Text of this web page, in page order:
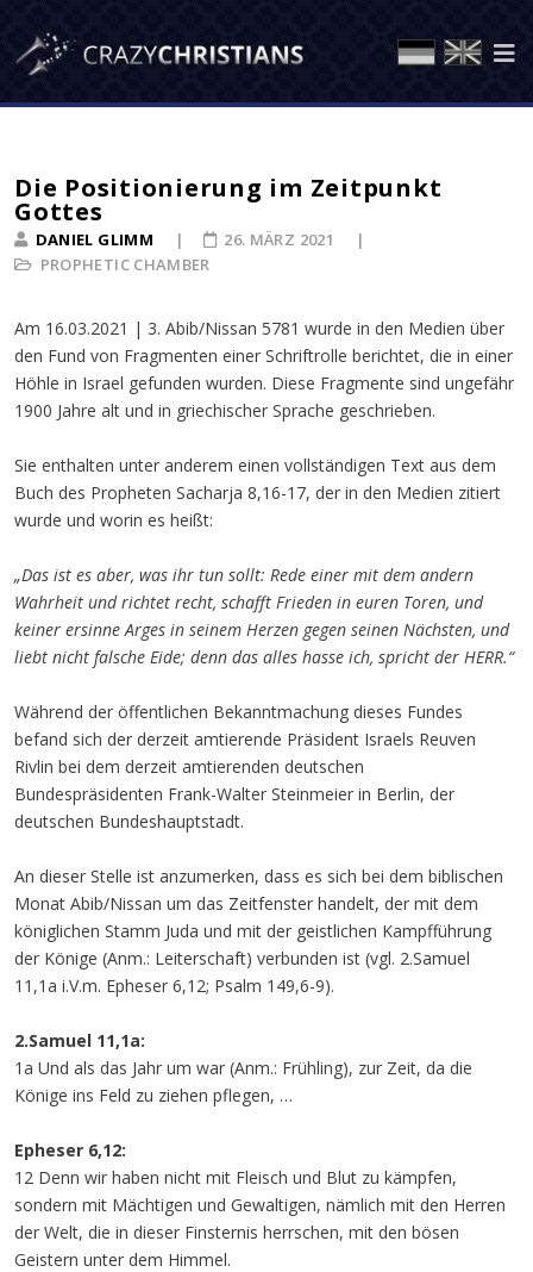
Die Positionierung im Zeitpunkt
Gottes
DANIEL GLIMM
PROPHETIC CHAMBER
26. MÄRZ 2021
Am 16.03.2021 | 3. Abib/Nissan 5781 wurde in den Medien über
den Fund von Fragmenten einer Schriftrolle berichtet, die in einer
Höhle in Israel gefunden wurden. Diese Fragmente sind ungefähr
1900 Jahre alt und in griechischer Sprache geschrieben.
Sie enthalten unter anderem einen vollständigen Text aus dem
Buch des Propheten Sacharja 8,16-17, der in den Medien zitiert
wurde und worin es heißt:
„Das ist es aber, was ihr tun sollt: Rede einer mit dem andern
Wahrheit und richtet recht, schafft Frieden in euren Toren, und
keiner ersinne Arges in seinem Herzen gegen seinen Nächsten, und
liebt nicht falsche Eide; denn das alles hasse ich, spricht der HERR.“
Während der öffentlichen Bekanntmachung dieses Fundes
befand sich der derzeit amtierende Präsident Israels Reuven
Rivlin bei dem derzeit amtierenden deutschen
Bundespräsidenten Frank-Walter Steinmeier in Berlin, der
deutschen Bundeshauptstadt.
An dieser Stelle ist anzumerken, dass es sich bei dem biblischen
Monat Abib/Nissan um das Zeitfenster handelt, der mit dem
königlichen Stamm Juda und mit der geistlichen Kampfführung
der Könige (Anm.: Leiterschaft) verbunden ist (vgl. 2.Samuel
11,1a i.V.m. Epheser 6,12; Psalm 149,6-9).
2.Samuel 11,1a:
1a Und als das Jahr um war (Anm.: Frühling), zur Zeit, da die
Könige ins Feld zu ziehen pflegen, …
Epheser 6,12:
12 Denn wir haben nicht mit Fleisch und Blut zu kämpfen,
sondern mit Mächtigen und Gewaltigen, nämlich mit den Herren
der Welt, die in dieser Finsternis herrschen, mit den bösen
Geistern unter dem Himmel.